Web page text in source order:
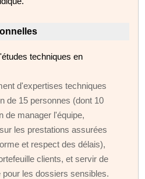
techniques en
d'expertises techniques
de 15 personnes (dont 10
de manager l'équipe,
les prestations assurées
et respect des délais),
clients, et servir de
les dossiers sensibles.